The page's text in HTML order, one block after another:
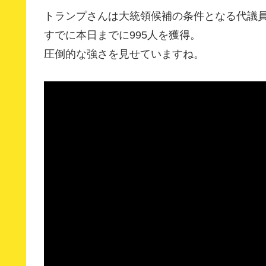
トランプさんは大統領候補の条件となる代議
すでに本日までに995人を獲得。
圧倒的な強さを見せていますね。